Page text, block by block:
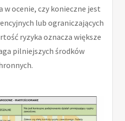
w ocenie, czy konieczne jest
lub ograniczających
ryzyka oznacza większe
pilniejszych środków